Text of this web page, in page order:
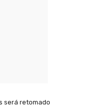
será retomado